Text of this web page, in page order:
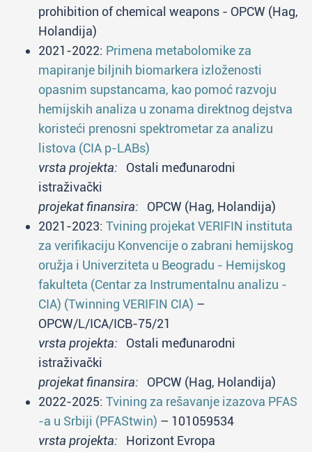
prohibition of chemical weapons - OPCW (Hag,
Holandija)
2021-2022: Primena metabolomike za
mapiranje biljnih biomarkera izloženosti
opasnim supstancama, kao pomoć razvoju
hemijskih analiza u zonama direktnog dejstva
koristeći prenosni spektrometar za analizu
listova (CIA p-LABs)
vrsta projekta: Ostali međunarodni
istraživački
projekat finansira: OPCW (Hag, Holandija)
2021-2023: Tvining projekat VERIFIN instituta
za verifikaciju Konvencije o zabrani hemijskog
oružja i Univerziteta u Beogradu - Hemijskog
fakulteta (Centar za Instrumentalnu analizu -
CIA) (Twinning VERIFIN CIA) –
OPCW/L/ICA/ICB-75/21
vrsta projekta: Ostali međunarodni
istraživački
projekat finansira: OPCW (Hag, Holandija)
2022-2025: Tvining za rešavanje izazova PFAS
-a u Srbiji (PFAStwin) – 101059534
vrsta projekta: Horizont Evropa